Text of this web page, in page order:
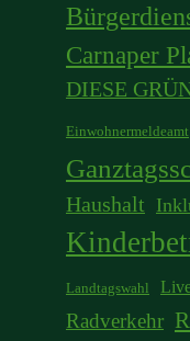
Carnaper
DIESE
Einwohnermeldeamt
Haushalt
Landtagswahl
Radverkehr